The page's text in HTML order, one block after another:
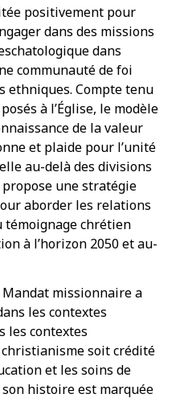
positivement pour
dans des missions
dans
communauté de foi
ethniques. Compte tenu
à l’Église, le modèle
de la valeur
et plaide pour l’unité
au-delà des divisions
une stratégie
aborder les relations
témoignage chrétien
à l’horizon 2050 et au-
missionnaire a
les contextes
les contextes
soit crédité
et les soins de
son histoire est marquée